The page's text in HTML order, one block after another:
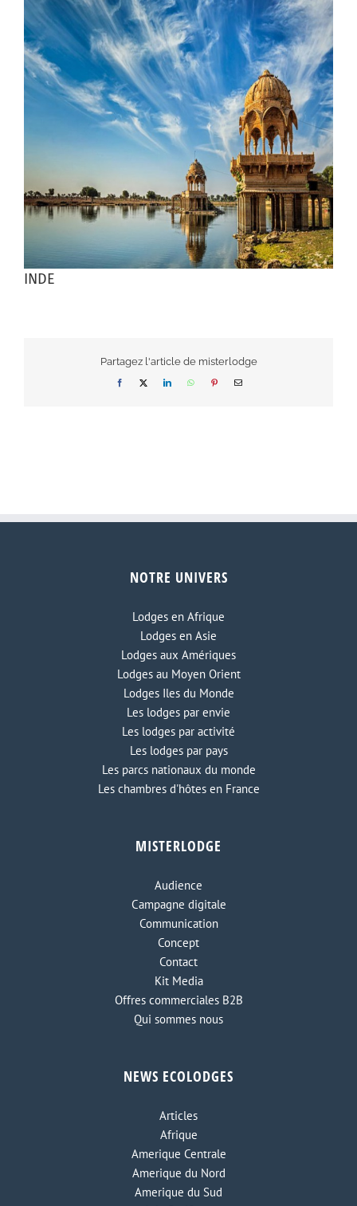
agrandie
INDE
Partagez l'article de misterlodge
FacebookX LinkedInWhatsAppPinterestEmail
NOTRE UNIVERS
Lodges en Afrique
Lodges en Asie
Lodges aux Amériques
Lodges au Moyen Orient
Lodges Iles du Monde
Les lodges par envie
Les lodges par activité
Les lodges par pays
Les parcs nationaux du monde
Les chambres d'hôtes en France
MISTERLODGE
Audience
Campagne digitale
Communication
Concept
Contact
Kit Media
Offres commerciales B2B
Qui sommes nous
NEWS ECOLODGES
Articles
Afrique
Amerique Centrale
Amerique du Nord
Amerique du Sud